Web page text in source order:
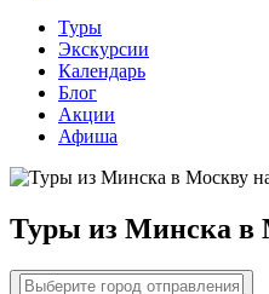
Туры
Экскурсии
Календарь
Блог
Акции
Афиша
Туры из Минска в